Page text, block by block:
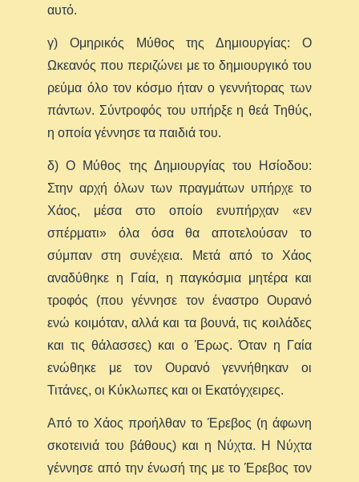
αυτό.
γ) Ομηρικός Μύθος της Δημιουργίας: Ο
Ωκεανός που περιζώνει με το δημιουργικό του
ρεύμα όλο τον κόσμο ήταν ο γεννήτορας των
πάντων. Σύντροφός του υπήρξε η θεά Τηθύς,
η οποία γέννησε τα παιδιά του.
δ) Ο Μύθος της Δημιουργίας του Ησίοδου:
Στην αρχή όλων των πραγμάτων υπήρχε το
Χάος, μέσα στο οποίο ενυπήρχαν «εν
σπέρματι» όλα όσα θα αποτελούσαν το
σύμπαν στη συνέχεια. Μετά από το Χάος
αναδύθηκε η Γαία, η παγκόσμια μητέρα και
τροφός (που γέννησε τον έναστρο Ουρανό
ενώ κοιμόταν, αλλά και τα βουνά, τις κοιλάδες
και τις θάλασσες) και ο Έρως. Όταν η Γαία
ενώθηκε με τον Ουρανό γεννήθηκαν οι
Τιτάνες, οι Κύκλωπες και οι Εκατόγχειρες.
Από το Χάος προήλθαν το Έρεβος (η άφωνη
σκοτεινιά τoυ βάθους) και η Νύχτα. Η Νύχτα
γέννησε από την ένωσή της με το Έρεβος τον